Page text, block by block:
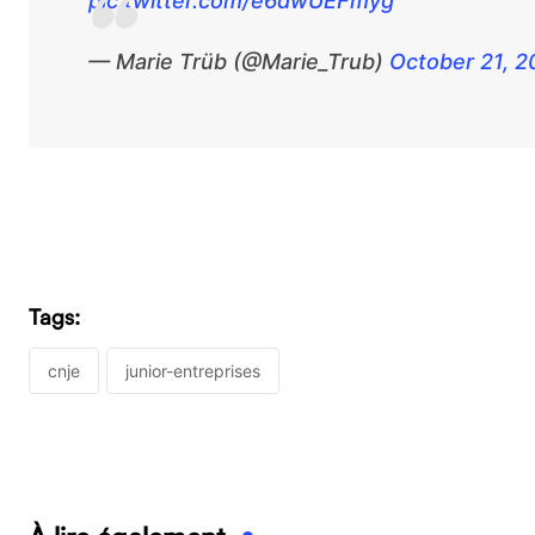
— Marie Trüb (@Marie_Trub) October 21,
Tags:
cnje junior-entreprises